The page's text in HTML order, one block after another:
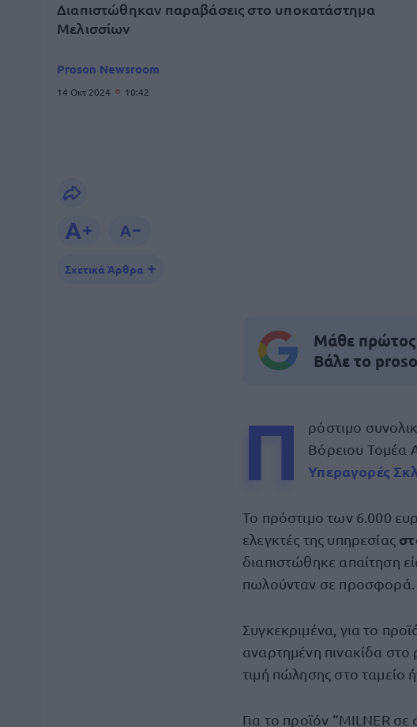
Διαπιστώθηκαν παραβάσεις στο υποκατάστημα
Μελισσίων
Proson Newsroom
14 Οκτ 2024 10:42
Σχετικά Άρθρα
Μάθε πρώτος
Βάλε το
Π
ρόστιμο
Βόρειου Τομέα
Υπεραγορές
Το πρόστιμο των 6.000
ελεγκτές της υπηρεσίας
διαπιστώθηκε απαίτηση
πωλούνταν σε προσφορά.
Συγκεκριμένα, για το
αναρτημένη πινακίδα
τιμή πώλησης στο ταμείο
Για το προϊόν “MILNER